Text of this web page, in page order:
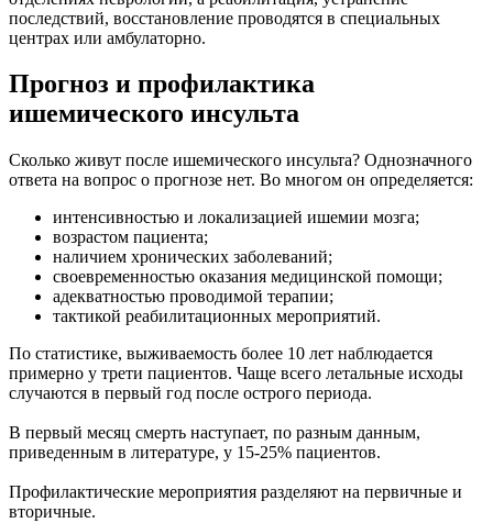
последствий, восстановление проводятся в специальных
центрах или амбулаторно.
Прогноз и профилактика
ишемического инсульта
Сколько живут после ишемического инсульта? Однозначного
ответа на вопрос о прогнозе нет. Во многом он определяется:
интенсивностью и локализацией ишемии мозга;
возрастом пациента;
наличием хронических заболеваний;
своевременностью оказания медицинской помощи;
адекватностью проводимой терапии;
тактикой реабилитационных мероприятий.
По статистике, выживаемость более 10 лет наблюдается
примерно у трети пациентов. Чаще всего летальные исходы
случаются в первый год после острого периода.
В первый месяц смерть наступает, по разным данным,
приведенным в литературе, у 15-25% пациентов.
Профилактические мероприятия разделяют на первичные и
вторичные.